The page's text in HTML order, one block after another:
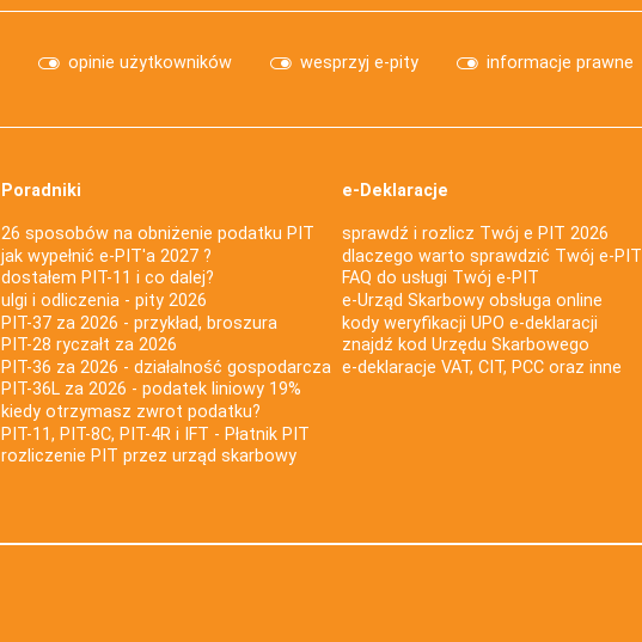
opinie użytkowników wesprzyj e-pity informacje prawne
Poradniki
26 sposobów na obniżenie podatku PIT
jak wypełnić e-PIT'a 2027 ?
dostałem PIT-11 i co dalej?
ulgi i odliczenia - pity 2026
PIT-37 za 2026 - przykład, broszura
PIT-28 ryczałt za 2026
PIT-36 za 2026 - działalność gospodarcza
PIT-36L za 2026 - podatek liniowy 19%
kiedy otrzymasz zwrot podatku?
PIT-11, PIT-8C, PIT-4R i IFT - Płatnik PIT
rozliczenie PIT przez urząd skarbowy
e-Deklaracje
sprawdź i rozlicz Twój e PIT 2026
dlaczego warto sprawdzić Twój e-PIT
FAQ do usługi Twój e-PIT
e-Urząd Skarbowy obsługa online
kody weryfikacji UPO e-deklaracji
znajdź kod Urzędu Skarbowego
e-deklaracje VAT, CIT, PCC oraz inne